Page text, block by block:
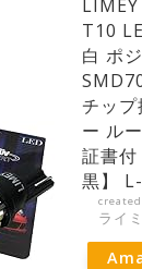
T10
白 ポ
チッ
ー ル
証書
黒】
ライ